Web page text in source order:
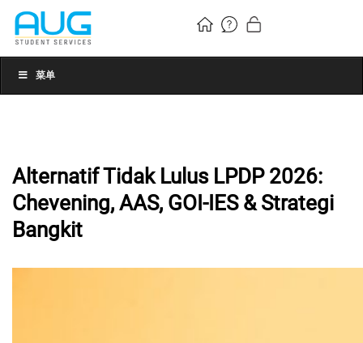
菜单
Alternatif Tidak Lulus LPDP 2026:
Chevening, AAS, GOI-IES & Strategi
Bangkit